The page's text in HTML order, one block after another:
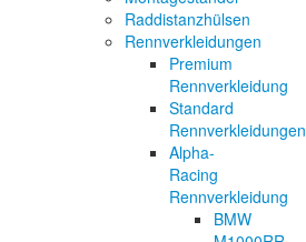
Raddistanzhülsen
Rennverkleidungen
Premium
Rennverkleidung
Standard
Rennverkleidungen
Alpha-
Racing
Rennverkleidung
BMW